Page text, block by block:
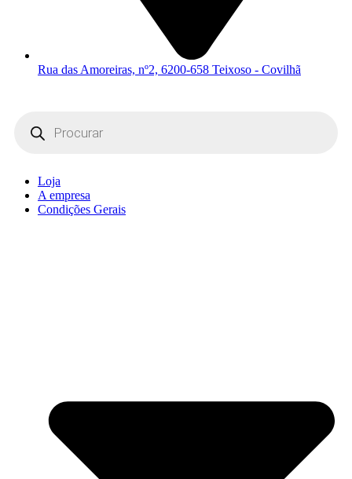
Rua das Amoreiras, nº2, 6200-658 Teixoso - Covilhã
search
Loja
A empresa
Condições Gerais